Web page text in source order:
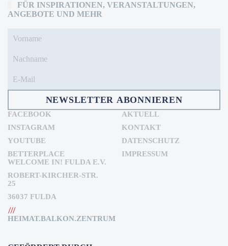
FÜR INSPIRATIONEN, VERANSTALTUNGEN,
ANGEBOTE UND MEHR
NEWSLETTER ABONNIEREN
FACEBOOK
INSTAGRAM
YOUTUBE
BETTERPLACE
AKTUELL
KONTAKT
DATENSCHUTZ
IMPRESSUM
WELCOME IN! FULDA E.V.
ROBERT-KIRCHER-STR.
25
36037 FULDA
HEIMAT.BALKON.ZENTRUM